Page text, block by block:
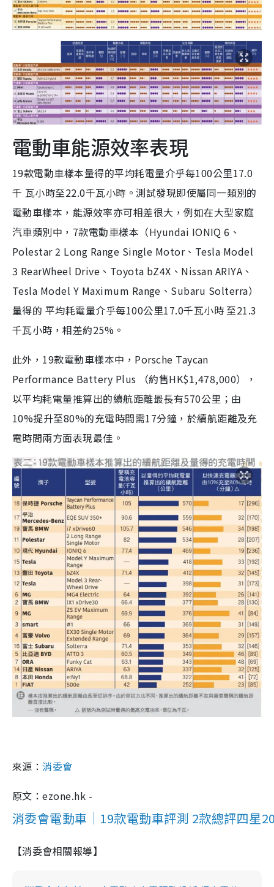
電動車能源效率表現
19款電動車樣本量得的平均耗電量介乎每100公里17.0
千 瓦小時至22.0千瓦小時。測試發現即使屬同一類別的
電動車樣本，能源效率亦可相差很大，例如在大型家庭
汽車類別中，7款電動車樣本（Hyundai IONIQ 6、
Polestar 2 Long Range Single Motor、Tesla Model
3 RearWheel Drive、Toyota bZ4X、Nissan ARIYA、
Tesla Model Y Maximum Range、Subaru Solterra）
量得的 平均耗電量介乎每100公里17.0千瓦小時 至21.3
千瓦小時，相差約25%。
此外，19款電動車樣本中，Porsche Taycan
Performance Battery Plus （約售HK$1,478,000），
以平均耗電量推算出的續航距離最長有570公里；由
10%提升至80%的充電時間需17分鐘，於續航距離及充
電時間兩方面表現最佳。
來源：消委會
原文：ezone.hk -
消委會電動車｜19款電動車評測 2款總評四星
【消委會相關報導】